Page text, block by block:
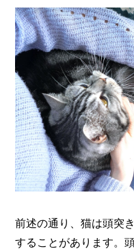
前述の通り、猫は頭突
することがあります。